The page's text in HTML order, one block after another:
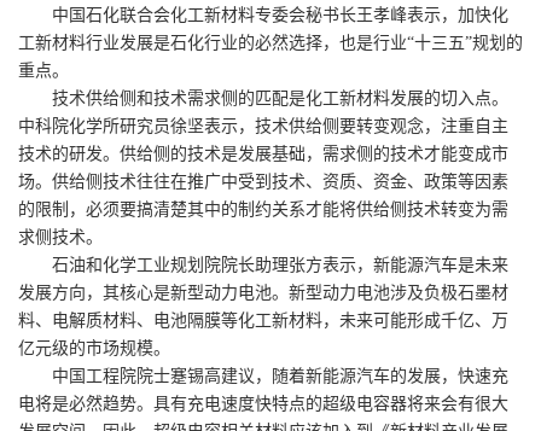
中国石化联合会化工新材料专委会秘书长王孝峰表示，加快化
工新材料行业发展是石化行业的必然选择，也是行业“十三五”规划的
重点。
技术供给侧和技术需求侧的匹配是化工新材料发展的切入点。
中科院化学所研究员徐坚表示，技术供给侧要转变观念，注重自主
技术的研发。供给侧的技术是发展基础，需求侧的技术才能变成市
场。供给侧技术往往在推广中受到技术、资质、资金、政策等因素
的限制，必须要搞清楚其中的制约关系才能将供给侧技术转变为需
求侧技术。
石油和化学工业规划院院长助理张方表示，新能源汽车是未来
发展方向，其核心是新型动力电池。新型动力电池涉及负极石墨材
料、电解质材料、电池隔膜等化工新材料，未来可能形成千亿、万
亿元级的市场规模。
中国工程院院士蹇锡高建议，随着新能源汽车的发展，快速充
电将是必然趋势。具有充电速度快特点的超级电容器将来会有很大